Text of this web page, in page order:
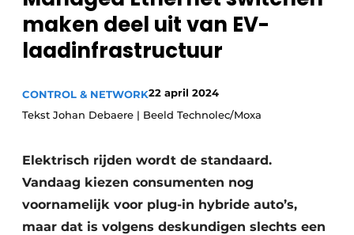
Privacy / Cookie statement
Vacature aanmelden
Video’s
maken deel uit van EV-
laadinfrastructuur
CONTROL & NETWORK22 april 2024
Tekst Johan Debaere | Beeld Technolec/Moxa
Elektrisch rijden wordt de standaard.
Vandaag kiezen consumenten nog
voornamelijk voor plug-in hybride auto’s,
maar dat is volgens deskundigen slechts een